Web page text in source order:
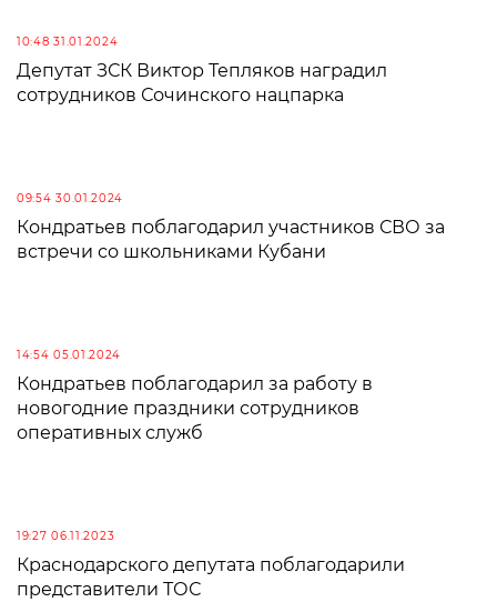
10:48 31.01.2024
Депутат ЗСК Виктор Тепляков наградил
сотрудников Сочинского нацпарка
09:54 30.01.2024
Кондратьев поблагодарил участников СВО за
встречи со школьниками Кубани
14:54 05.01.2024
Кондратьев поблагодарил за работу в
новогодние праздники сотрудников
оперативных служб
19:27 06.11.2023
Краснодарского депутата поблагодарили
представители ТОС